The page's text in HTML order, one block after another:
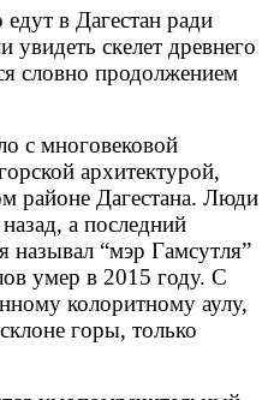
в Дагестан ради
увидеть скелет древнего
словно продолжением
с многовековой
архитектурой,
районе Дагестана. Люди
а последний
называл “мэр Гамсутля”
умер в 2015 году. С
колоритному аулу,
горы, только